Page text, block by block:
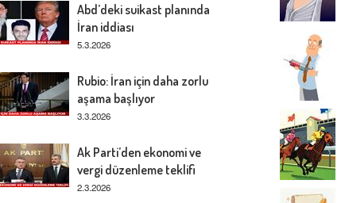
Abd’deki suikast planında
İran iddiası
5.3.2026
Rubio: İran için daha zorlu
aşama başlıyor
3.3.2026
Ak Parti’den ekonomi ve
vergi düzenleme teklifi
2.3.2026